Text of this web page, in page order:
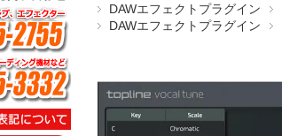
DAWエフェクトプラグイン
DAWエフェクトプラグイン